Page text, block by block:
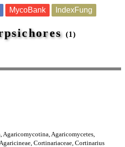
MycoBank IndexFung
(1)
Agaricomycetes,
Cortinariaceae, Cortinarius